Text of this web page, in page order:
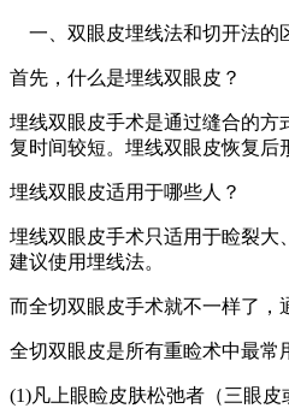
一、双眼皮埋线法和切开法的
首先，什么是埋线双眼皮？
埋线双眼皮手术是通过缝合的方
复时间较短。埋线双眼皮恢复后
埋线双眼皮适用于哪些人？
埋线双眼皮手术只适用于睑裂大
建议使用埋线法。
而全切双眼皮手术就不一样了，
全切双眼皮是所有重睑术中最常
(1)凡上眼睑皮肤松弛者（三眼皮